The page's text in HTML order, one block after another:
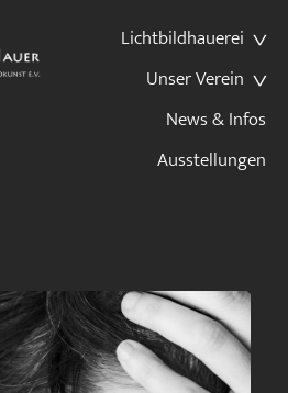
Lichtbildhauerei
Unser Verein
News & Infos
Ausstellungen